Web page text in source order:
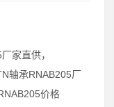
家直供，
轴承RNAB205厂
价格